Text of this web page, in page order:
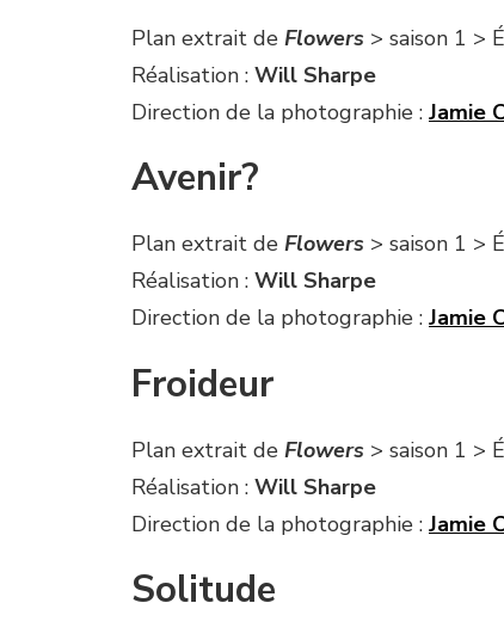
Plan extrait de Flowers > saison 1 >
Réalisation : Will Sharpe
Direction de la photographie : Jamie
Avenir?
Plan extrait de Flowers > saison 1 >
Réalisation : Will Sharpe
Direction de la photographie : Jamie
Froideur
Plan extrait de Flowers > saison 1 >
Réalisation : Will Sharpe
Direction de la photographie : Jamie
Solitude